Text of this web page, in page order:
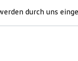
durch uns